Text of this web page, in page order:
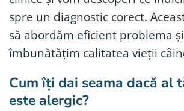
spre un diagnostic corect.
să abordăm eficient problema
îmbunătățim calitatea vieții
Cum îți dai seama dacă al
este alergic?